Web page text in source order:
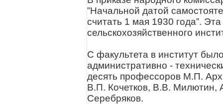
”Начальной датой
считать 1 мая 1930 года”.
сельскохозяйственного
С факультета в институт
административно -
десять профессоров М.П.
В.П. Кочетков, В.В. Милютин,
Серебряков.